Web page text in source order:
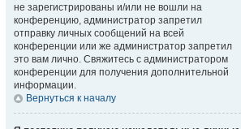
не зарегистрированы и/или не вошли на
конференцию, администратор запретил
отправку личных сообщений на всей
конференции или же администратор запретил
это вам лично. Свяжитесь с администратором
конференции для получения дополнительной
информации.
Вернуться к началу